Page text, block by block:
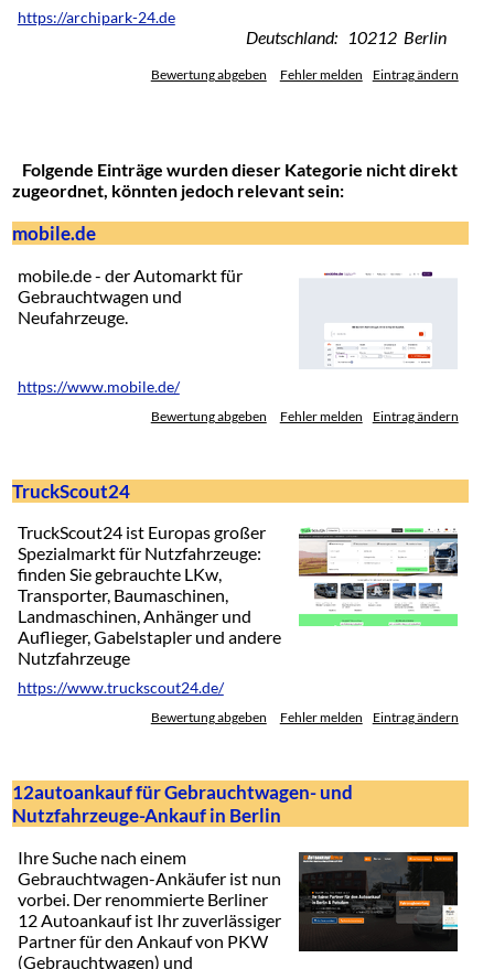
https://archipark-24.de
Deutschland: 10212 Berlin
Bewertung abgeben Fehler melden Eintrag ändern
Folgende Einträge wurden dieser Kategorie nicht direkt
zugeordnet, könnten jedoch relevant sein:
mobile.de
mobile.de - der Automarkt für
Gebrauchtwagen und
Neufahrzeuge.
https://www.mobile.de/
Bewertung abgeben Fehler melden Eintrag ändern
TruckScout24
TruckScout24 ist Europas großer
Spezialmarkt für Nutzfahrzeuge:
finden Sie gebrauchte LKw,
Transporter, Baumaschinen,
Landmaschinen, Anhänger und
Auflieger, Gabelstapler und andere
Nutzfahrzeuge
https://www.truckscout24.de/
Bewertung abgeben Fehler melden Eintrag ändern
12autoankauf für Gebrauchtwagen- und
Nutzfahrzeuge-Ankauf in Berlin
Ihre Suche nach einem
Gebrauchtwagen-Ankäufer ist nun
vorbei. Der renommierte Berliner
12 Autoankauf ist Ihr zuverlässiger
Partner für den Ankauf von PKW
(Gebrauchtwagen) und